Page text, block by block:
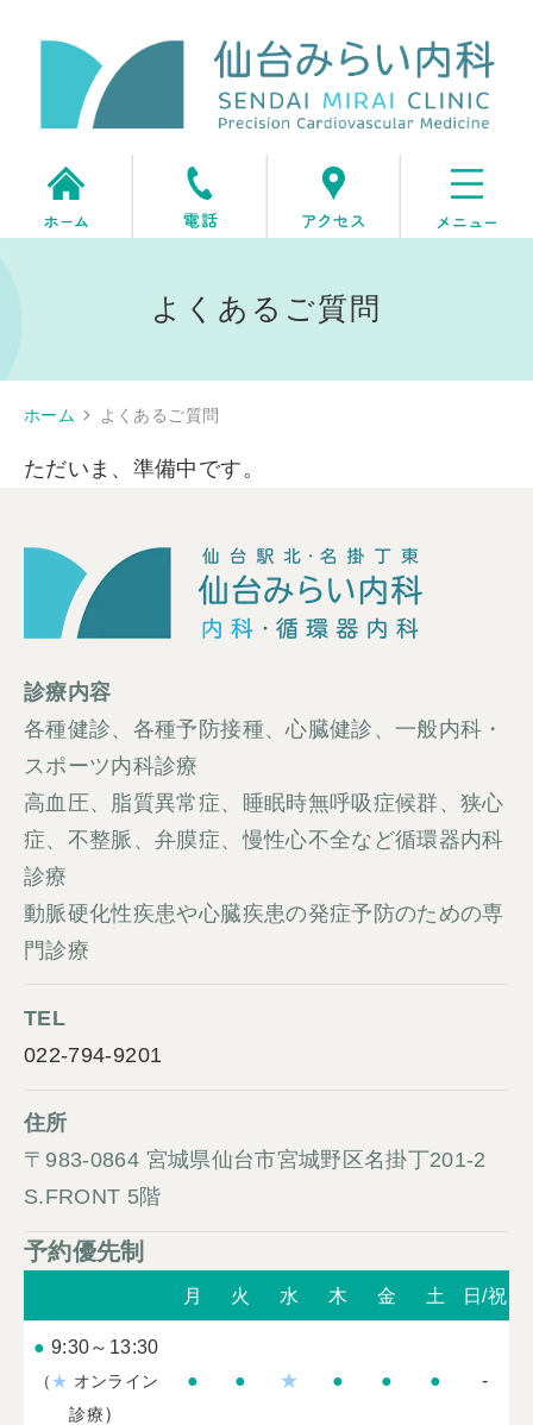
よくあるご質問
ホーム よくあるご質問
ただいま、準備中です。
診療内容
各種健診、各種予防接種、心臓健診、一般内科・
スポーツ内科診療
高血圧、脂質異常症、睡眠時無呼吸症候群、狭心
症、不整脈、弁膜症、慢性心不全など循環器内科
診療
動脈硬化性疾患や心臓疾患の発症予防のための専
門診療
TEL
022-794-9201
住所
〒983-0864 宮城県仙台市宮城野区名掛丁201-2
S.FRONT 5階
予約優先制
月 火 水 木 金 土 日/祝
●9:30～13:30
（★ オンライン
診療）
● ● ★ ● ● ● -